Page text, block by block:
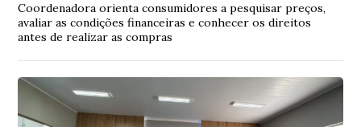
Coordenadora orienta consumidores a pesquisar preços,
avaliar as condições financeiras e conhecer os direitos
antes de realizar as compras